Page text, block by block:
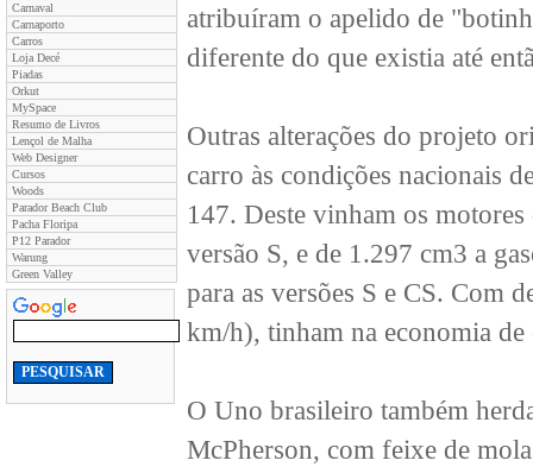
Carnaval
Carnaporto
Carros
Loja Decé
Piadas
Orkut
MySpace
Resumo de Livros
Lençol de Malha
Web Designer
Cursos
Woods
Parador Beach Club
Pacha Floripa
P12 Parador
Warung
Green Valley
atribuíram o apelido de
diferente do que existia até
Outras alterações do projeto
carro às condições nacionais
147. Deste vinham os
versão S, e de 1.297 cm3 a
para as versões S e CS. Com
km/h), tinham na economia de
O Uno brasileiro também
McPherson, com feixe de